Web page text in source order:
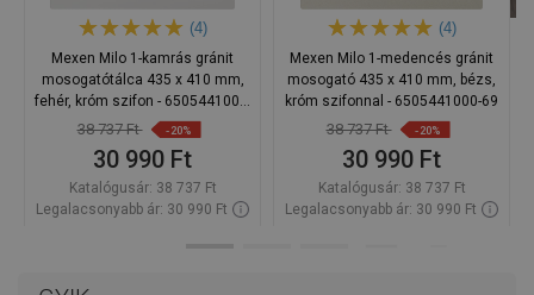
CyryK
04-09-2020
Minőség:
Megjelenés:
Funkcionális termék a pénztárcabarát ársávban.
Előnyök
- Hibák
Mutassa meg az eredeti kommentárt